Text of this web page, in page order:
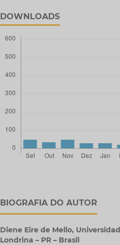
DOWNLOADS
BIOGRAFIA DO AUTOR
Diene Eire de Mello,
Londrina – PR – Brasil